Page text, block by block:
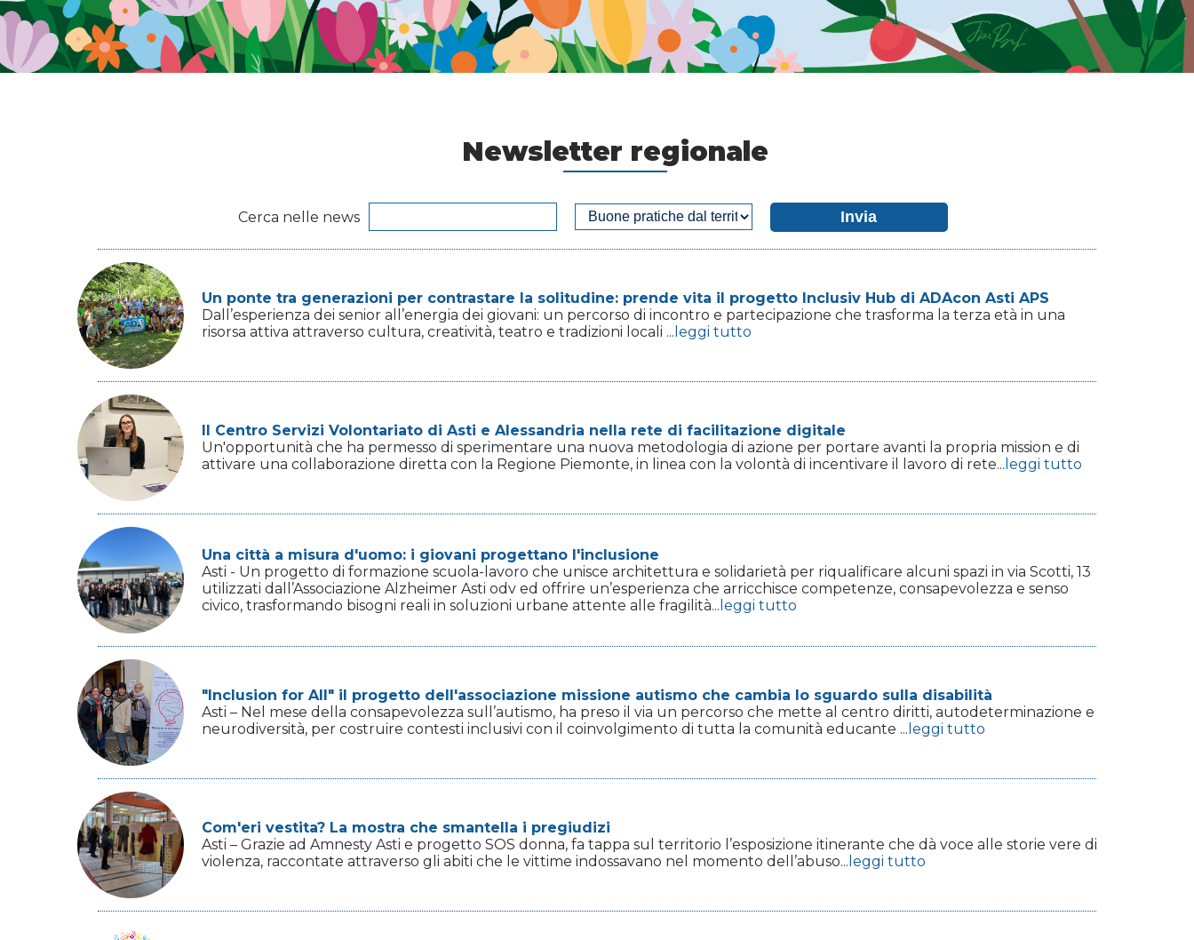
Newsletter regionale
Cerca nelle news
Un ponte tra generazioni per contrastare la solitudine: prende vita il progetto Inclusiv Hub di ADAcon Asti APS
Dall’esperienza dei senior all’energia dei giovani: un percorso di incontro e partecipazione che trasforma la terza età in una
risorsa attiva attraverso cultura, creatività, teatro e tradizioni locali ... leggi tutto
Il Centro Servizi Volontariato di Asti e Alessandria nella rete di facilitazione digitale
Un'opportunità che ha permesso di sperimentare una nuova metodologia di azione per portare avanti la propria mission e di
attivare una collaborazione diretta con la Regione Piemonte, in linea con la volontà di incentivare il lavoro di rete... leggi tutto
Una città a misura d'uomo: i giovani progettano l'inclusione
Asti - Un progetto di formazione scuola-lavoro che unisce architettura e solidarietà per riqualificare alcuni spazi in via Scotti, 13
utilizzati dall’Associazione Alzheimer Asti odv ed offrire un’esperienza che arricchisce competenze, consapevolezza e senso
civico, trasformando bisogni reali in soluzioni urbane attente alle fragilità... leggi tutto
"Inclusion for All" il progetto dell'associazione missione autismo che cambia lo sguardo sulla disabilità
Asti – Nel mese della consapevolezza sull’autismo, ha preso il via un percorso che mette al centro diritti, autodeterminazione e
neurodiversità, per costruire contesti inclusivi con il coinvolgimento di tutta la comunità educante ... leggi tutto
Com'eri vestita? La mostra che smantella i pregiudizi
Asti – Grazie ad Amnesty Asti e progetto SOS donna, fa tappa sul territorio l’esposizione itinerante che dà voce alle storie vere di
violenza, raccontate attraverso gli abiti che le vittime indossavano nel momento dell’abuso... leggi tutto